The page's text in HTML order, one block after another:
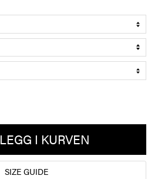
LEGG I KURVEN
SIZE GUIDE